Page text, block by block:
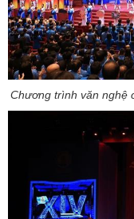
Chương trình văn nghệ